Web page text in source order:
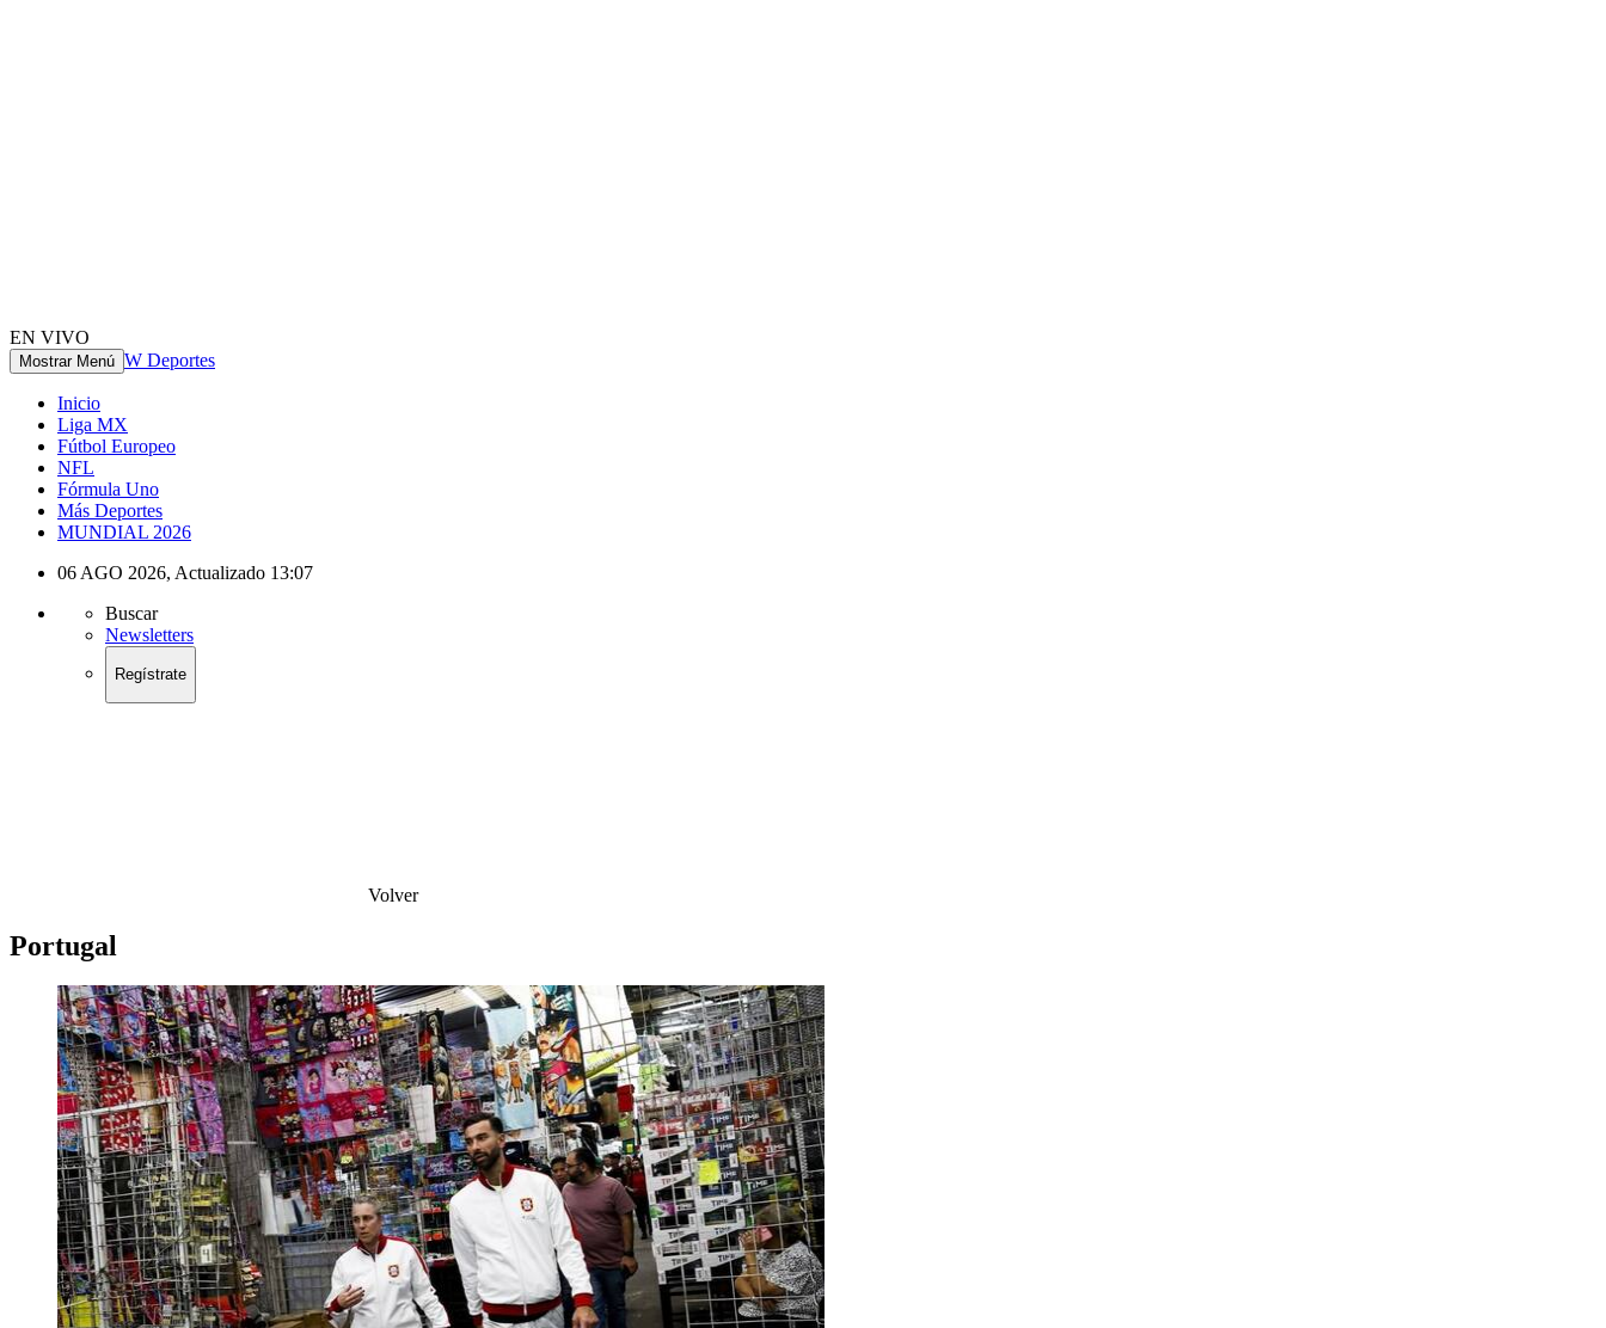
EN VIVO
Mostrar Menú W Deportes
Inicio
Liga MX
Fútbol Europeo
NFL
Fórmula Uno
Más Deportes
MUNDIAL 2026
06 AGO 2026, Actualizado 13:07
Buscar
Newsletters
Regístrate
Volver
Portugal